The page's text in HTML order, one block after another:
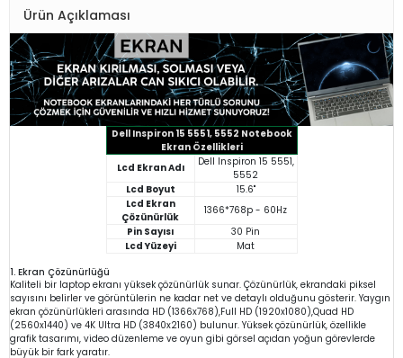
Ürün Açıklaması
Dell Inspiron 15 5551, 5552 Notebook
Ekran Özellikleri
Lcd Ekran Adı
Dell Inspiron 15 5551,
5552
Lcd Boyut
15.6"
Lcd Ekran
Çözünürlük
1366*768p - 60Hz
Pin Sayısı
30 Pin
Lcd Yüzeyi
Mat
1. Ekran Çözünürlüğü
Kaliteli bir laptop ekranı yüksek çözünürlük sunar. Çözünürlük, ekrandaki piksel
sayısını belirler ve görüntülerin ne kadar net ve detaylı olduğunu gösterir. Yaygın
ekran çözünürlükleri arasında HD (1366x768),Full HD (1920x1080),Quad HD
(2560x1440) ve 4K Ultra HD (3840x2160) bulunur. Yüksek çözünürlük, özellikle
grafik tasarımı, video düzenleme ve oyun gibi görsel açıdan yoğun görevlerde
büyük bir fark yaratır.